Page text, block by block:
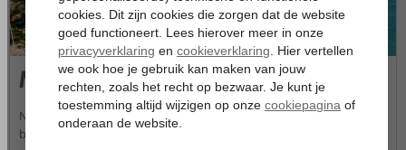
Nerja
Nerja is een leuke en sfeervolle badplaats aan de Costa del Sol en
biedt een veelzijdigheid aan mogelijkheden. De vakantiebestemming